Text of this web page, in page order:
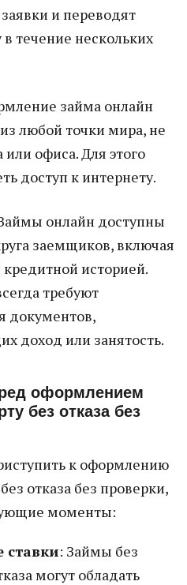
и переводят
в течение нескольких
займа онлайн
любой точки мира, не
офиса. Для этого
доступ к интернету.
онлайн доступны
заемщиков, включая
историей.
требуют
документов,
доход или занятость.
оформлением
без отказа без
к оформлению
отказа без проверки,
моменты:
: Займы без
могут обладать